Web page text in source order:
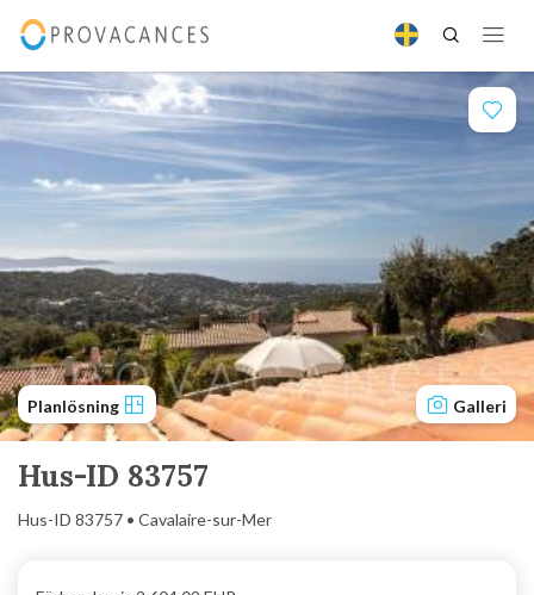
Planlösning Galleri
Hus-ID 83757
Hus-ID 83757 • Cavalaire-sur-Mer